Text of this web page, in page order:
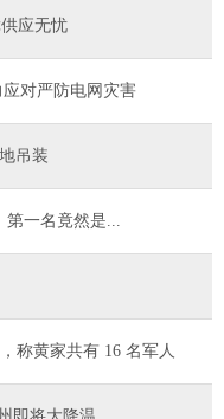
应无忧
对严防电网灾害
吊装
一名竟然是...
称黄家共有 16 名军人